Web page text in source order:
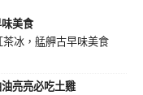
美食
冰，艋舺古早味美食
亮亮必吃土雞